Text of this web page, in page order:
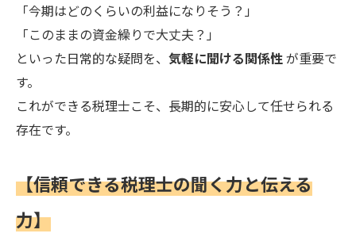
「今期はどのくらいの利益になりそう？」
「このままの資金繰りで大丈夫？」
といった日常的な疑問を、 気軽に聞ける関係性が重要で
す。
これができる税理士こそ、長期的に安心して任せられる
存在です。
【信頼できる税理士の聞く力と伝える
力】